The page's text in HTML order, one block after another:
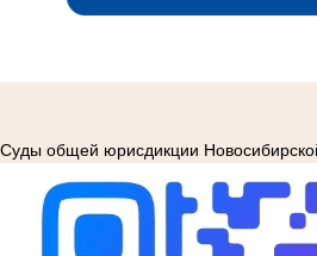
Суды общей юрисдикции